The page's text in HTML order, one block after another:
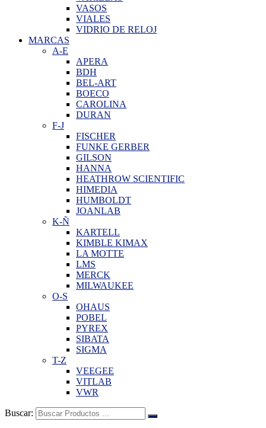
VASOS
VIALES
VIDRIO DE RELOJ
MARCAS
A-E
APERA
BDH
BEL-ART
BOECO
CAROLINA
DURAN
F-J
FISCHER
FUNKE GERBER
GILSON
HANNA
HEATHROW SCIENTIFIC
HIMEDIA
HUMBOLDT
JOANLAB
K-Ñ
KARTELL
KIMBLE KIMAX
LA MOTTE
LMS
MERCK
MILWAUKEE
O-S
OHAUS
POBEL
PYREX
SIBATA
SIGMA
T-Z
VEEGEE
VITLAB
VWR
Buscar: